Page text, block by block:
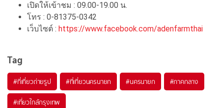
เปิดให้เข้าชม : 09.00-19.00 น.
โทร : 0-81375-0342
เว็บไซต์ : https://www.facebook.com/adenfarmthai
Tag
#ที่เที่ยวถ่ายรูป #ที่เที่ยวนครนายก #นครนายก #ภาคกลาง
#เที่ยวใกล้กรุงเทพ